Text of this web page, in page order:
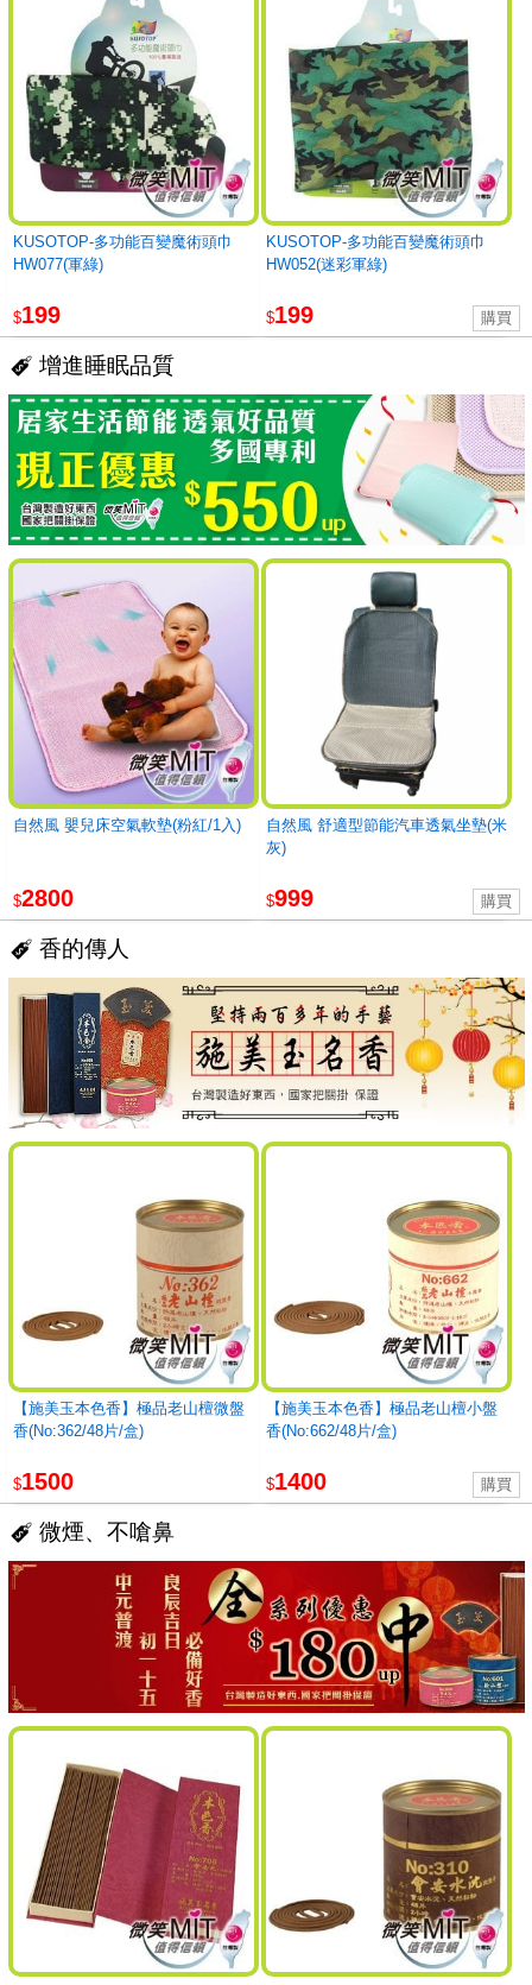
KUSOTOP-多功能百變魔術頭巾
HW077(軍綠)
$199
KUSOTOP-多功能百變魔術頭巾
HW052(迷彩軍綠)
$199
增進睡眠品質
自然風 嬰兒床空氣軟墊(粉紅/1入)
$2800
自然風 舒適型節能汽車透氣坐墊(米
灰)
$999
香的傳人
【施美玉本色香】極品老山檀微盤
香(No:362/48片/盒)
$1500
【施美玉本色香】極品老山檀小盤
香(No:662/48片/盒)
$1400
微煙、不嗆鼻